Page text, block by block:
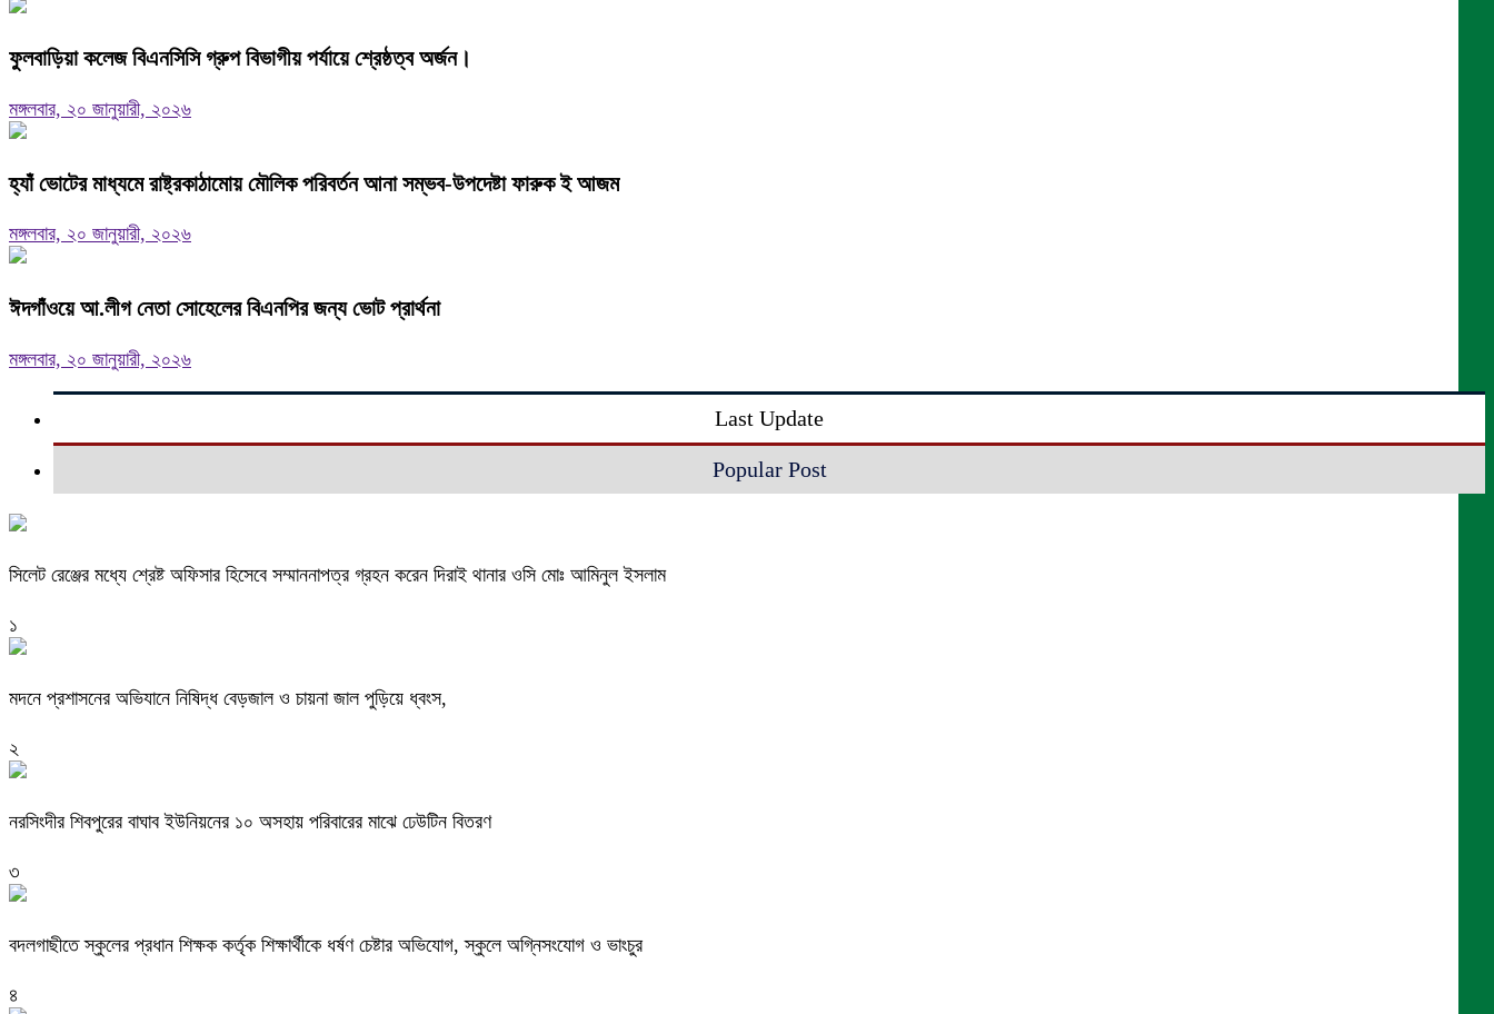
ফুলবাড়িয়া কলেজ বিএনসিসি গ্রুপ বিভাগীয় পর্যায়ে শ্রেষ্ঠত্ব অর্জন।
মঙ্গলবার, ২০ জানুয়ারী, ২০২৬
হ্যাঁ ভোটের মাধ্যমে রাষ্ট্রকাঠামোয় মৌলিক পরিবর্তন আনা সম্ভব-উপদেষ্টা ফারুক ই আজম
মঙ্গলবার, ২০ জানুয়ারী, ২০২৬
ঈদগাঁওয়ে আ.লীগ নেতা সোহেলের বিএনপির জন্য ভোট প্রার্থনা
মঙ্গলবার, ২০ জানুয়ারী, ২০২৬
Last Update
Popular Post
সিলেট রেঞ্জের মধ্যে শ্রেষ্ট অফিসার হিসেবে সম্মাননাপত্র গ্রহন করেন দিরাই থানার ওসি মোঃ আমিনুল ইসলাম
১
মদনে প্রশাসনের অভিযানে নিষিদ্ধ বেড়জাল ও চায়না জাল পুড়িয়ে ধ্বংস,
২
নরসিংদীর শিবপুরের বাঘাব ইউনিয়নের ১০ অসহায় পরিবারের মাঝে ঢেউটিন বিতরণ
৩
বদলগাছীতে স্কুলের প্রধান শিক্ষক কর্তৃক শিক্ষার্থীকে ধর্ষণ চেষ্টার অভিযোগ, স্কুলে অগ্নিসংযোগ ও ভাংচুর
৪